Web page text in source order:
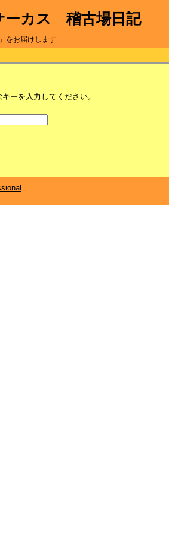
ーカス 稽古場日記
をお届けします
ーを入力してください。